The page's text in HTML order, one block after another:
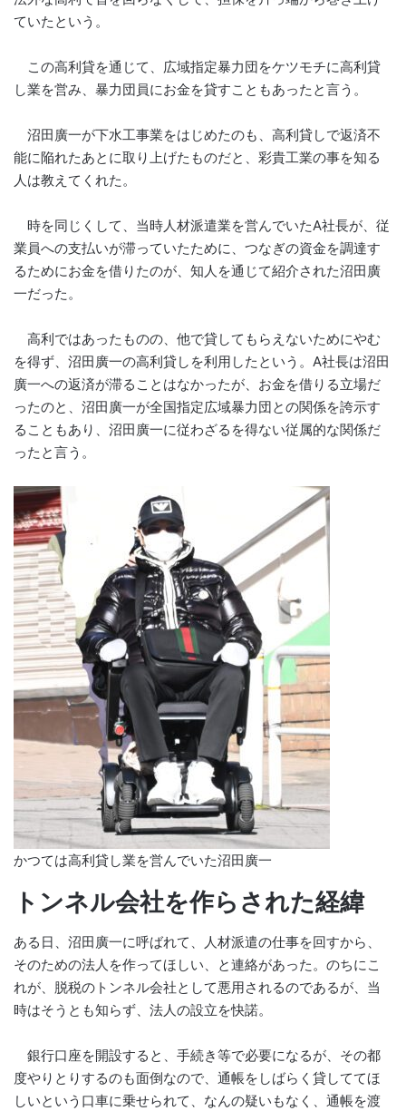
ていたという。
この高利貸を通じて、広域指定暴力団をケツモチに高利貸
し業を営み、暴力団員にお金を貸すこともあったと言う。
沼田廣一が下水工事業をはじめたのも、高利貸しで返済不
能に陥れたあとに取り上げたものだと、彩貴工業の事を知る
人は教えてくれた。
時を同じくして、当時人材派遣業を営んでいたA社長が、従
業員への支払いが滞っていたために、つなぎの資金を調達す
るためにお金を借りたのが、知人を通じて紹介された沼田廣
一だった。
高利ではあったものの、他で貸してもらえないためにやむ
を得ず、沼田廣一の高利貸しを利用したという。A社長は沼田
廣一への返済が滞ることはなかったが、お金を借りる立場だ
ったのと、沼田廣一が全国指定広域暴力団との関係を誇示す
ることもあり、沼田廣一に従わざるを得ない従属的な関係だ
ったと言う。
かつては高利貸し業を営んでいた沼田廣一
トンネル会社を作らされた経緯
ある日、沼田廣一に呼ばれて、人材派遣の仕事を回すから、
そのための法人を作ってほしい、と連絡があった。のちにこ
れが、脱税のトンネル会社として悪用されるのであるが、当
時はそうとも知らず、法人の設立を快諾。
銀行口座を開設すると、手続き等で必要になるが、その都
度やりとりするのも面倒なので、通帳をしばらく貸しててほ
しいという口車に乗せられて、なんの疑いもなく、通帳を渡